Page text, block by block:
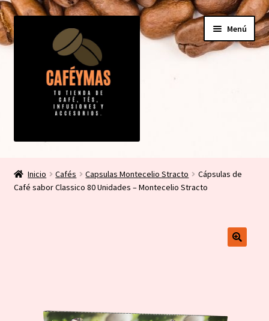
Ir
a
navegación
Ir
al
contenido
Menú
el
Mi cuenta
hijo
Inicio Cafés Capsulas Montecelio Stracto
Cápsulas de
Café sabor Classico 80 Unidades – Montecelio Stracto